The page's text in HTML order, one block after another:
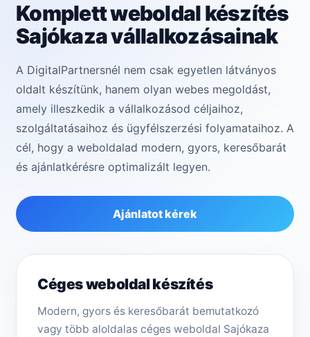
Komplett weboldal készítés
Sajókaza vállalkozásainak
A DigitalPartnersnél nem csak egyetlen látványos
oldalt készítünk, hanem olyan webes megoldást,
amely illeszkedik a vállalkozásod céljaihoz,
szolgáltatásaihoz és ügyfélszerzési folyamataihoz. A
cél, hogy a weboldalad modern, gyors, keresőbarát
és ajánlatkérésre optimalizált legyen.
Ajánlatot kérek
Céges weboldal készítés
Modern, gyors és keresőbarát bemutatkozó
vagy több aloldalas céges weboldal Sajókaza